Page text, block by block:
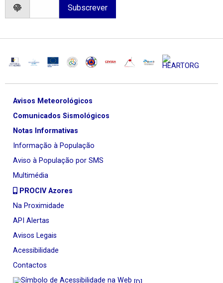
Avisos Meteorológicos
Comunicados Sismológicos
Notas Informativas
Informação à População
Aviso à População por SMS
Multimédia
PROCIV Azores
Na Proximidade
API Alertas
Avisos Legais
Acessibilidade
Contactos